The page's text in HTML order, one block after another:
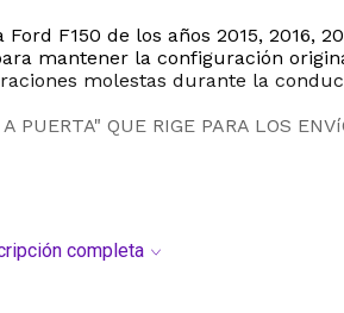
F150 de los años 2015, 2016,
mantener la configuración
molestas durante la
PUERTA" QUE RIGE PARA LOS
completa